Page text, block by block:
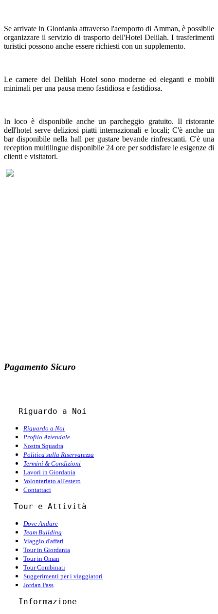
Se arrivate in Giordania attraverso l'aeroporto di Amman, è possibile
organizzare il servizio di trasporto dell'Hotel Delilah. I trasferimenti
turistici possono anche essere richiesti con un supplemento.
Le camere del Delilah Hotel sono moderne ed eleganti e mobili
minimali per una pausa meno fastidiosa e fastidiosa.
In loco è disponibile anche un parcheggio gratuito. Il ristorante
dell'hotel serve deliziosi piatti internazionali e locali; C'è anche un
bar disponibile nella hall per gustare bevande rinfrescanti. C'è una
reception multilingue disponibile 24 ore per soddisfare le esigenze di
clienti e visitatori.
Pagamento Sicuro
Riguardo a Noi
Riguardo a Noi
Profilo Aziendale
Nostra Squadra
Politica sulla Riservatezza
Termini & Condizioni
Lavori in Giordania
Volontariato all'estero
Contattaci
Tour e Attività
Dove Andare
Team Building
Viaggio d'affari
Tour in Giordania
Tour in Oman
Tour Combinati
Suggerimenti per i viaggiatori
Jordan Pass
Informazione